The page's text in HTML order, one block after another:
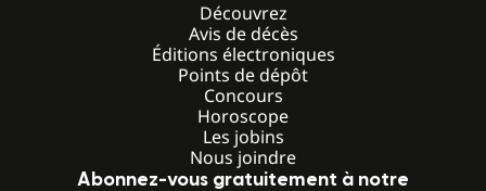
Découvrez
Avis de décès
Éditions électroniques
Points de dépôt
Concours
Horoscope
Les jobins
Nous joindre
Abonnez-vous gratuitement à notre